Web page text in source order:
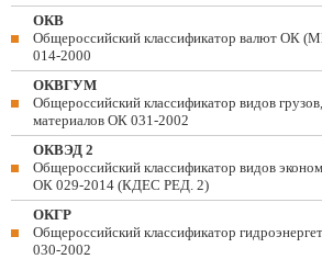
ОКВ
Общероссийский классификатор валют ОК
014-2000
ОКВГУМ
Общероссийский классификатор видов
материалов ОК 031-2002
ОКВЭД 2
Общероссийский классификатор видов
ОК 029-2014 (КДЕС РЕД. 2)
ОКГР
Общероссийский классификатор
030-2002